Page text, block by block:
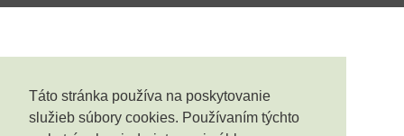
Táto stránka používa na poskytovanie
služieb súbory cookies. Používaním týchto